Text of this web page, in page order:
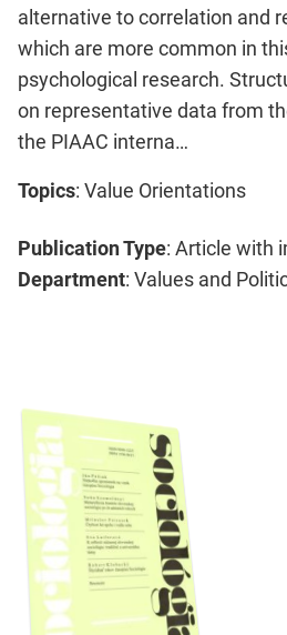
alternative to correlation and
which are more common in
psychological research.
on representative data from
the PIAAC interna…
Topics: Value Orientations
Publication Type: Article with
Department: Values and